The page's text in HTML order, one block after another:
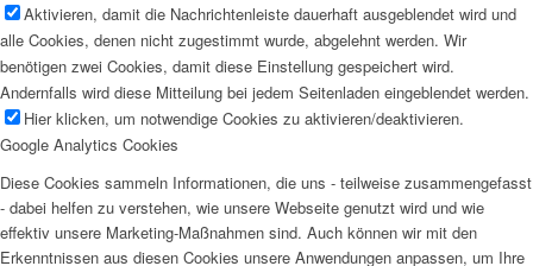
Aktivieren, damit die Nachrichtenleiste dauerhaft ausgeblendet wird und
alle Cookies, denen nicht zugestimmt wurde, abgelehnt werden. Wir
benötigen zwei Cookies, damit diese Einstellung gespeichert wird.
Andernfalls wird diese Mitteilung bei jedem Seitenladen eingeblendet werden.
Hier klicken, um notwendige Cookies zu aktivieren/deaktivieren.
Google Analytics Cookies
Diese Cookies sammeln Informationen, die uns - teilweise zusammengefasst
- dabei helfen zu verstehen, wie unsere Webseite genutzt wird und wie
effektiv unsere Marketing-Maßnahmen sind. Auch können wir mit den
Erkenntnissen aus diesen Cookies unsere Anwendungen anpassen, um Ihre